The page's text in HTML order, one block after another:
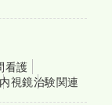
看護
内視鏡治験関連